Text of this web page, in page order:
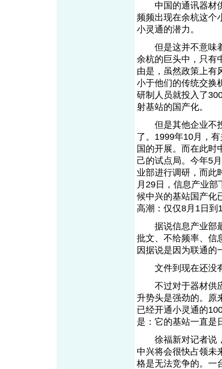
中国的通讯器材供
频频出现在余杭这个
小灵通的潜力。
但是这并不意味着
余杭的巨头中，只有
由是，虽然政策上有
小于他们的传统交换
研制人员就投入了
射基站的国产化。
但是其他企业不投
了。1999年10月，
国的开展。而在此时
己的试点局。今年5
业部进行调研，而此
月29日，信息产业
候中兴的基站国产化
高潮：仅仅8月1日到
据说信息产业部最
批文、不给频率、信
因据说是因为联通的
文件到现在还没有
不过对于器材供应
升势头是强劲的。原
已经开通小灵通的
是：它的基站一直是
徐福新对记者说，
中兴将会很快占领未
格是无法竞争的。一